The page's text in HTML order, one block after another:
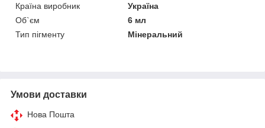
Країна виробник
Україна
Об`єм
6 мл
Тип пігменту
Мінеральний
Умови доставки
Нова Пошта